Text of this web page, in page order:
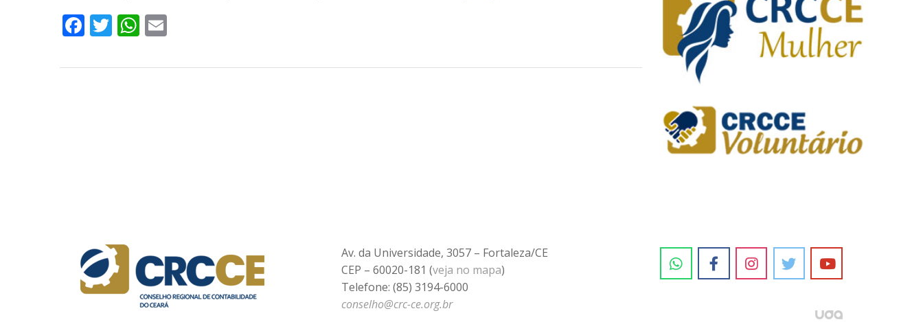
Facebook
TwitterWhatsApp
Av. da Universidade, 3057 – Fortaleza/CE
CEP – 60020-181 (veja no mapa)
Telefone: (85) 3194-6000
conselho@crc-ce.org.br